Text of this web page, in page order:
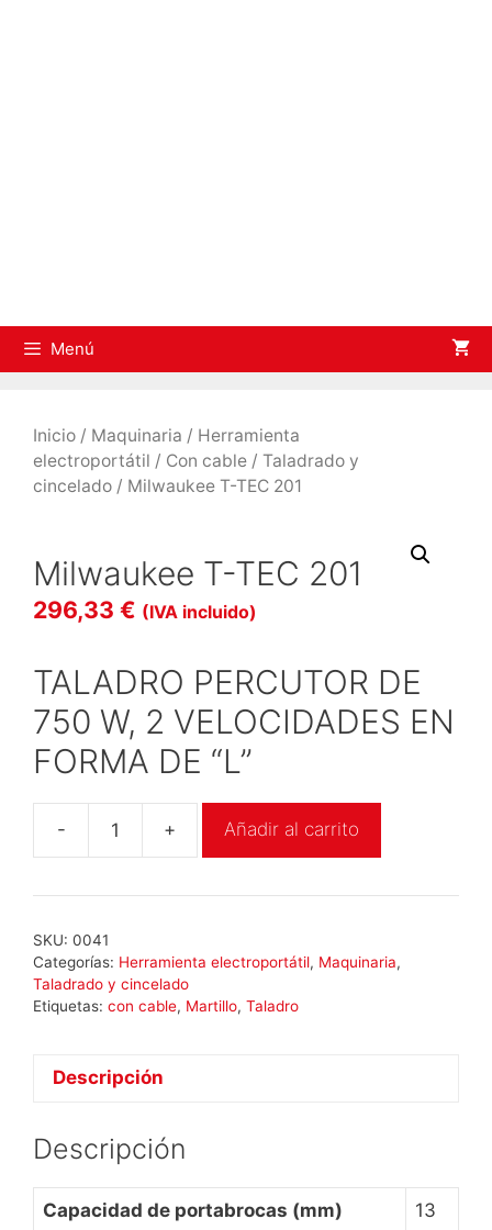
Menú
Inicio / Maquinaria / Herramienta
electroportátil / Con cable / Taladrado y
cincelado / Milwaukee T-TEC 201
Milwaukee T-TEC 201
296,33 € (IVA incluido)
TALADRO PERCUTOR DE
750 W, 2 VELOCIDADES EN
FORMA DE “L”
-
Milwaukee
TEC
cantidad
+ Añadir al carrito
SKU: 0041
Categorías: Herramienta electroportátil, Maquinaria,
Taladrado y cincelado
Etiquetas: con cable, Martillo, Taladro
Descripción
Descripción
Capacidad de portabrocas (mm) 13